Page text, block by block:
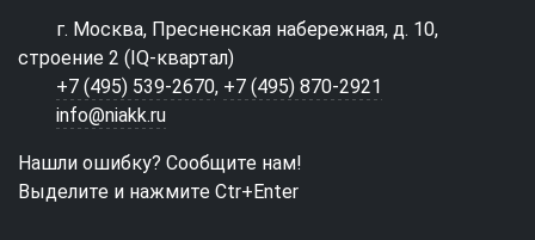
г. Москва, Пресненская набережная, д. 10,
строение 2 (IQ-квартал)
+7 (495) 539-2670, +7 (495) 870-2921
info@niakk.ru
Нашли ошибку? Сообщите нам!
Выделите и нажмите Ctr+Enter